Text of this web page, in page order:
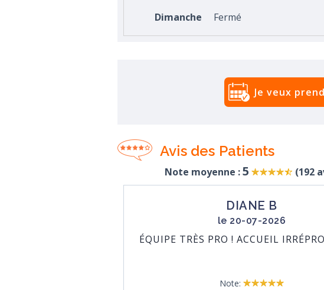
Dimanche
Fermé
Je veux
Avis des Patients
Note moyenne :5 (192
DIANE B
le 20-07-2026
ÉQUIPE TRÈS PRO ! ACCUEIL
Note: